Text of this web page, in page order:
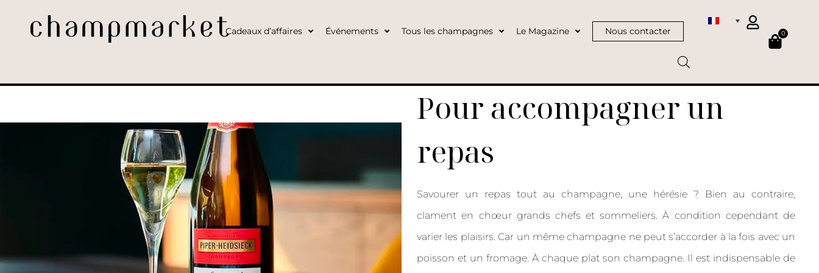
Cadeaux d’affaires Événements Tous les champagnes Le Magazine Nous contacter 0
Pour accompagner un
repas
Savourer un repas tout au champagne, une hérésie ? Bien au contraire,
clament en chœur grands chefs et sommeliers. À condition cependant de
varier les plaisirs. Car un même champagne ne peut s’accorder à la fois avec un
poisson et un fromage. À chaque plat son champagne. Il est indispensable de